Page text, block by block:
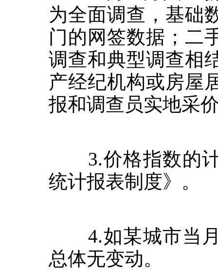
为全面调查，基础
门的网签数据；二
调查和典型调查相
产经纪机构或房屋
报和调查员实地采
3.价格指数的
统计报表制度》。
4.如某城市当
总体无变动。